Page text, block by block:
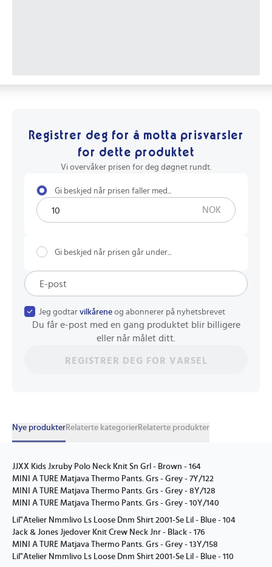
Registrer deg for å motta prisvarsler
for dette produktet
Vi overvåker prisen for deg døgnet rundt.
Gi beskjed når prisen faller med...
NOK
Gi beskjed når prisen går under...
Jeg godtar vilkårene og abonnerer på nyhetsbrevet
Du får e-post med en gang produktet blir billigere
eller når målet ditt.
REGISTRER DEG FOR VARSEL
Nye produkterRelaterte kategorierRelaterte produkter
JJXX Kids Jxruby Polo Neck Knit Sn Grl - Brown - 164
MINI A TURE Matjava Thermo Pants. Grs - Grey - 7Y/122
MINI A TURE Matjava Thermo Pants. Grs - Grey - 8Y/128
MINI A TURE Matjava Thermo Pants. Grs - Grey - 10Y/140
Lil"Atelier Nmmlivo Ls Loose Dnm Shirt 2001-Se Lil - Blue - 104
Jack & Jones Jjedover Knit Crew Neck Jnr - Black - 176
MINI A TURE Matjava Thermo Pants. Grs - Grey - 13Y/158
Lil"Atelier Nmmlivo Ls Loose Dnm Shirt 2001-Se Lil - Blue - 110